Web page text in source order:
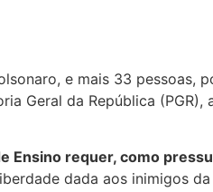
e mais 33
Geral da República
Ensino requer, como
dada aos inimigos